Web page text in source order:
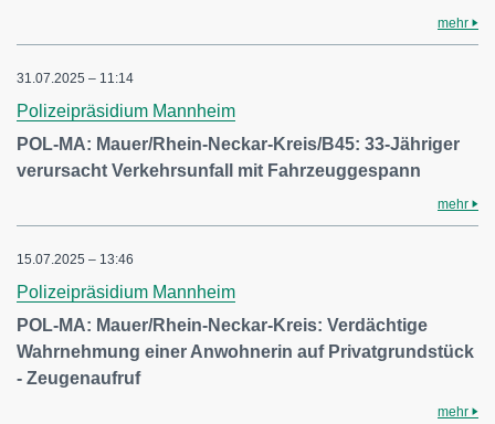
mehr
31.07.2025 – 11:14
Polizeipräsidium Mannheim
POL-MA: Mauer/Rhein-Neckar-Kreis/B45: 33-Jähriger
verursacht Verkehrsunfall mit Fahrzeuggespann
mehr
15.07.2025 – 13:46
Polizeipräsidium Mannheim
POL-MA: Mauer/Rhein-Neckar-Kreis: Verdächtige
Wahrnehmung einer Anwohnerin auf Privatgrundstück
- Zeugenaufruf
mehr